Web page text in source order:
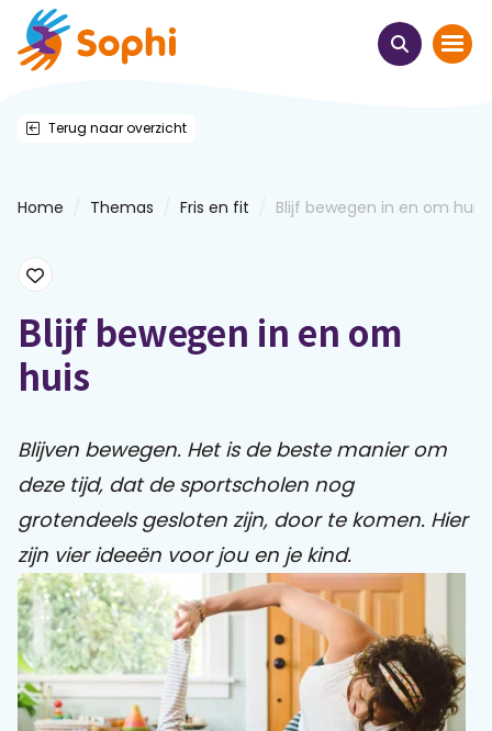
Thema's
Webinars
Themabijeenkomsten
Praat mee
Clientdossier Wiki
Over
Sophi
Contact
Terug naar overzicht
Home Themas Fris en fit Blijf bewegen in en om huis
Blijf bewegen in en om
huis
Blijven bewegen. Het is de beste manier om
deze tijd, dat de sportscholen nog
grotendeels gesloten zijn, door te komen. Hier
zijn vier ideeën voor jou en je kind.